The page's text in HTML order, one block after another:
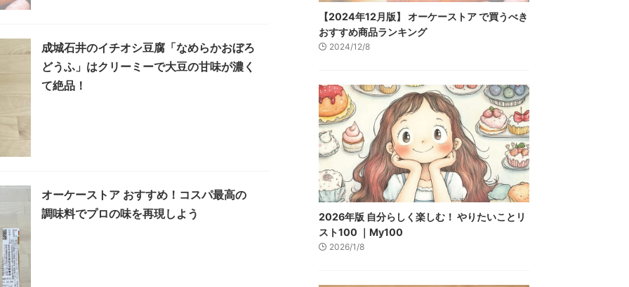
成城石井のイチオシ豆腐「なめらかおぼろ
どうふ」はクリーミーで大豆の甘味が濃く
て絶品！
オーケーストア おすすめ！コスパ最高の
調味料でプロの味を再現しよう
【2024年12月版】 オーケーストア で買うべき
おすすめ商品ランキング
2024/12/8
2026年版 自分らしく楽しむ！ やりたいことリ
スト100 ｜My100
2026/1/8